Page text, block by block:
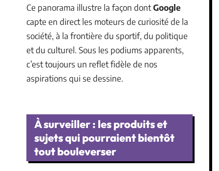
Ce panorama illustre la façon dontGoogle
capte en direct les moteurs de curiosité de la
société, à la frontière du sportif, du politique
et du culturel. Sous les podiums apparents,
c’est toujours un reflet fidèle de nos
aspirations qui se dessine.
À surveiller : les produits et
sujets qui pourraient bientôt
tout bouleverser